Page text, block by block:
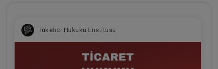
Tüketici Hukuku Enstitüsü